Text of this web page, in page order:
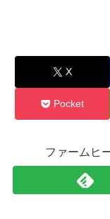
X
Pocket
ファームヒ